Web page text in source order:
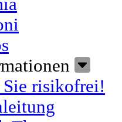
Sie risikofrei!